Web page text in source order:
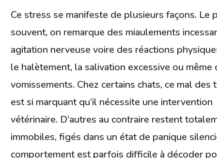
Ce stress se manifeste de plusieurs façons. Le
souvent, on remarque des miaulements
agitation nerveuse voire des réactions
le halètement, la salivation excessive ou même
vomissements. Chez certains chats, ce mal des
est si marquant qu’il nécessite une intervention
vétérinaire. D’autres au contraire restent
immobiles, figés dans un état de panique
comportement est parfois difficile à décoder